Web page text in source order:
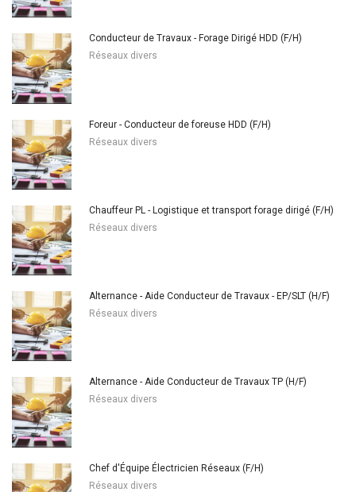
Conducteur de Travaux - Forage Dirigé HDD (F/H)
Réseaux divers
Foreur - Conducteur de foreuse HDD (F/H)
Réseaux divers
Chauffeur PL - Logistique et transport forage dirigé (F/H)
Réseaux divers
Alternance - Aide Conducteur de Travaux - EP/SLT (H/F)
Réseaux divers
Alternance - Aide Conducteur de Travaux TP (H/F)
Réseaux divers
Chef d'Équipe Électricien Réseaux (F/H)
Réseaux divers